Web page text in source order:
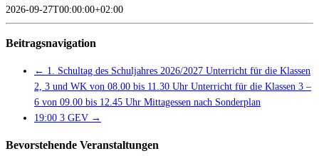
2026-09-27T00:00:00+02:00
Beitragsnavigation
← 1. Schultag des Schuljahres 2026/2027 Unterricht für die Klassen
2, 3 und WK von 08.00 bis 11.30 Uhr Unterricht für die Klassen 3 –
6 von 09.00 bis 12.45 Uhr Mittagessen nach Sonderplan
19:00 3 GEV →
Bevorstehende Veranstaltungen